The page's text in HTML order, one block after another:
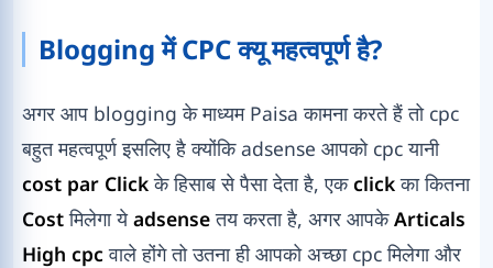
Blogging में CPC क्यू महत्वपूर्ण है?
अगर आप blogging के माध्यम Paisa कामना करते हैं तो cpc
बहुत महत्वपूर्ण इसलिए है क्योंकि adsense आपको cpc यानी
cost par Clickके हिसाब से पैसा देता है, एकclickका कितना
Costमिलेगा येadsenseतय करता है, अगर आपकेArticals
High cpc वाले होंगे तो उतना ही आपको अच्छा cpc मिलेगा और